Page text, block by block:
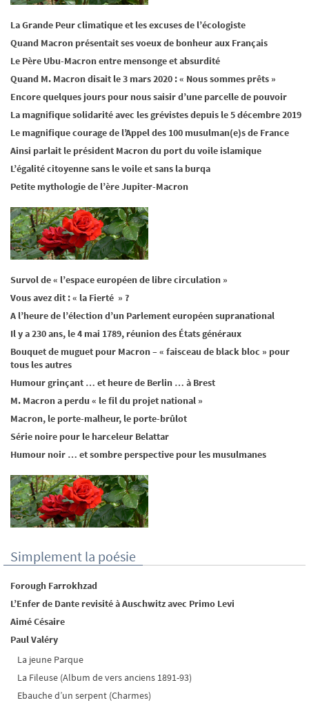
La Grande Peur climatique et les excuses de l’écologiste
Quand Macron présentait ses voeux de bonheur aux Français
Le Père Ubu-Macron entre mensonge et absurdité
Quand M. Macron disait le 3 mars 2020 : « Nous sommes prêts »
Encore quelques jours pour nous saisir d’une parcelle de pouvoir
La magnifique solidarité avec les grévistes depuis le 5 décembre 2019
Le magnifique courage de l’Appel des 100 musulman(e)s de France
Ainsi parlait le président Macron du port du voile islamique
L’égalité citoyenne sans le voile et sans la burqa
Petite mythologie de l’ère Jupiter-Macron
Survol de « l’espace européen de libre circulation »
Vous avez dit : « la Fierté » ?
A l’heure de l’élection d’un Parlement européen supranational
Il y a 230 ans, le 4 mai 1789, réunion des États généraux
Bouquet de muguet pour Macron – « faisceau de black bloc » pour
tous les autres
Humour grinçant … et heure de Berlin … à Brest
M. Macron a perdu « le fil du projet national »
Macron, le porte-malheur, le porte-brûlot
Série noire pour le harceleur Belattar
Humour noir … et sombre perspective pour les musulmanes
Simplement la poésie
Forough Farrokhzad
L’Enfer de Dante revisité à Auschwitz avec Primo Levi
Aimé Césaire
Paul Valéry
La jeune Parque
La Fileuse (Album de vers anciens 1891-93)
Ebauche d’un serpent (Charmes)